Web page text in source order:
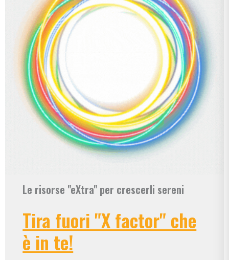
Le risorse "eXtra" per crescerli sereni
Tira fuori "X factor" che
è in te!